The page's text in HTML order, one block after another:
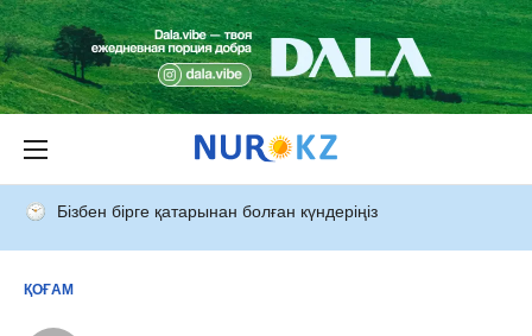
Бізбен бірге қатарынан болған күндеріңіз
ҚОҒАМ